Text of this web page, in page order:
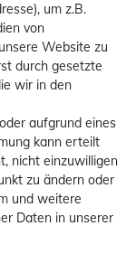
um z.B.
von
Website zu
durch gesetzte
wir in den
aufgrund eines
kann erteilt
nicht einzuwilligen
zu ändern oder
und weitere
Daten in unserer